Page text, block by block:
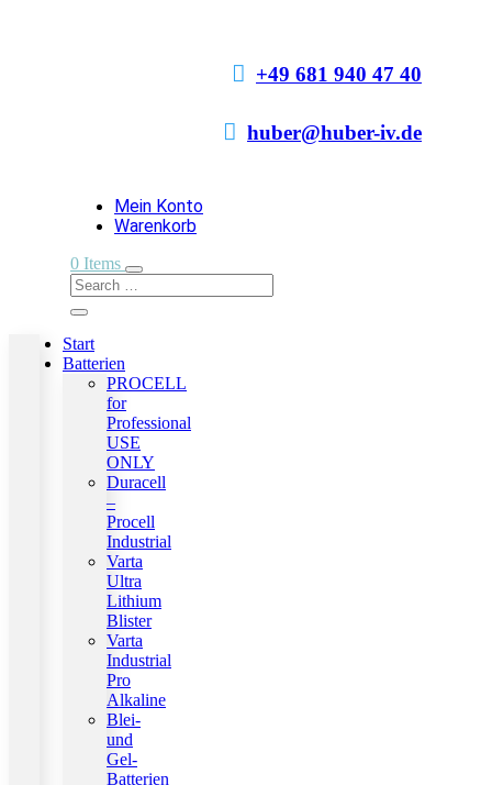
 +49 681 940 47 40
 huber@huber-iv.de
Mein Konto
Warenkorb
0 Items
Start
Batterien
PROCELL
for
Professional
USE
ONLY
Duracell
–
Procell
Industrial
Varta
Ultra
Lithium
Blister
Varta
Industrial
Pro
Alkaline
Blei-
und
Gel-
Batterien